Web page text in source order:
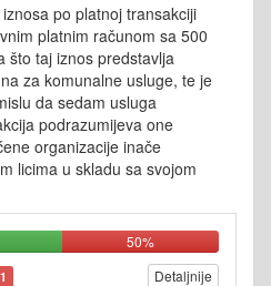
po platnoj transakciji
platnim računom sa 500
što taj iznos predstavlja
za komunalne usluge, te je
da sedam usluga
podrazumijeva one
organizacije inače
licima u skladu sa svojom
50%
Detaljnije